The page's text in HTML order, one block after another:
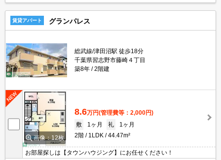
賃貸アパート グランパレス
総武線/津田沼駅 徒歩18分
千葉県習志野市藤崎４丁目
築8年
2階建
画像：12枚
8.6万円(管理費等：2,000円)
敷
1ヶ月 礼
1ヶ月
2階
1LDK 44.47m²
お部屋探しは【タウンハウジング】にお任せください！